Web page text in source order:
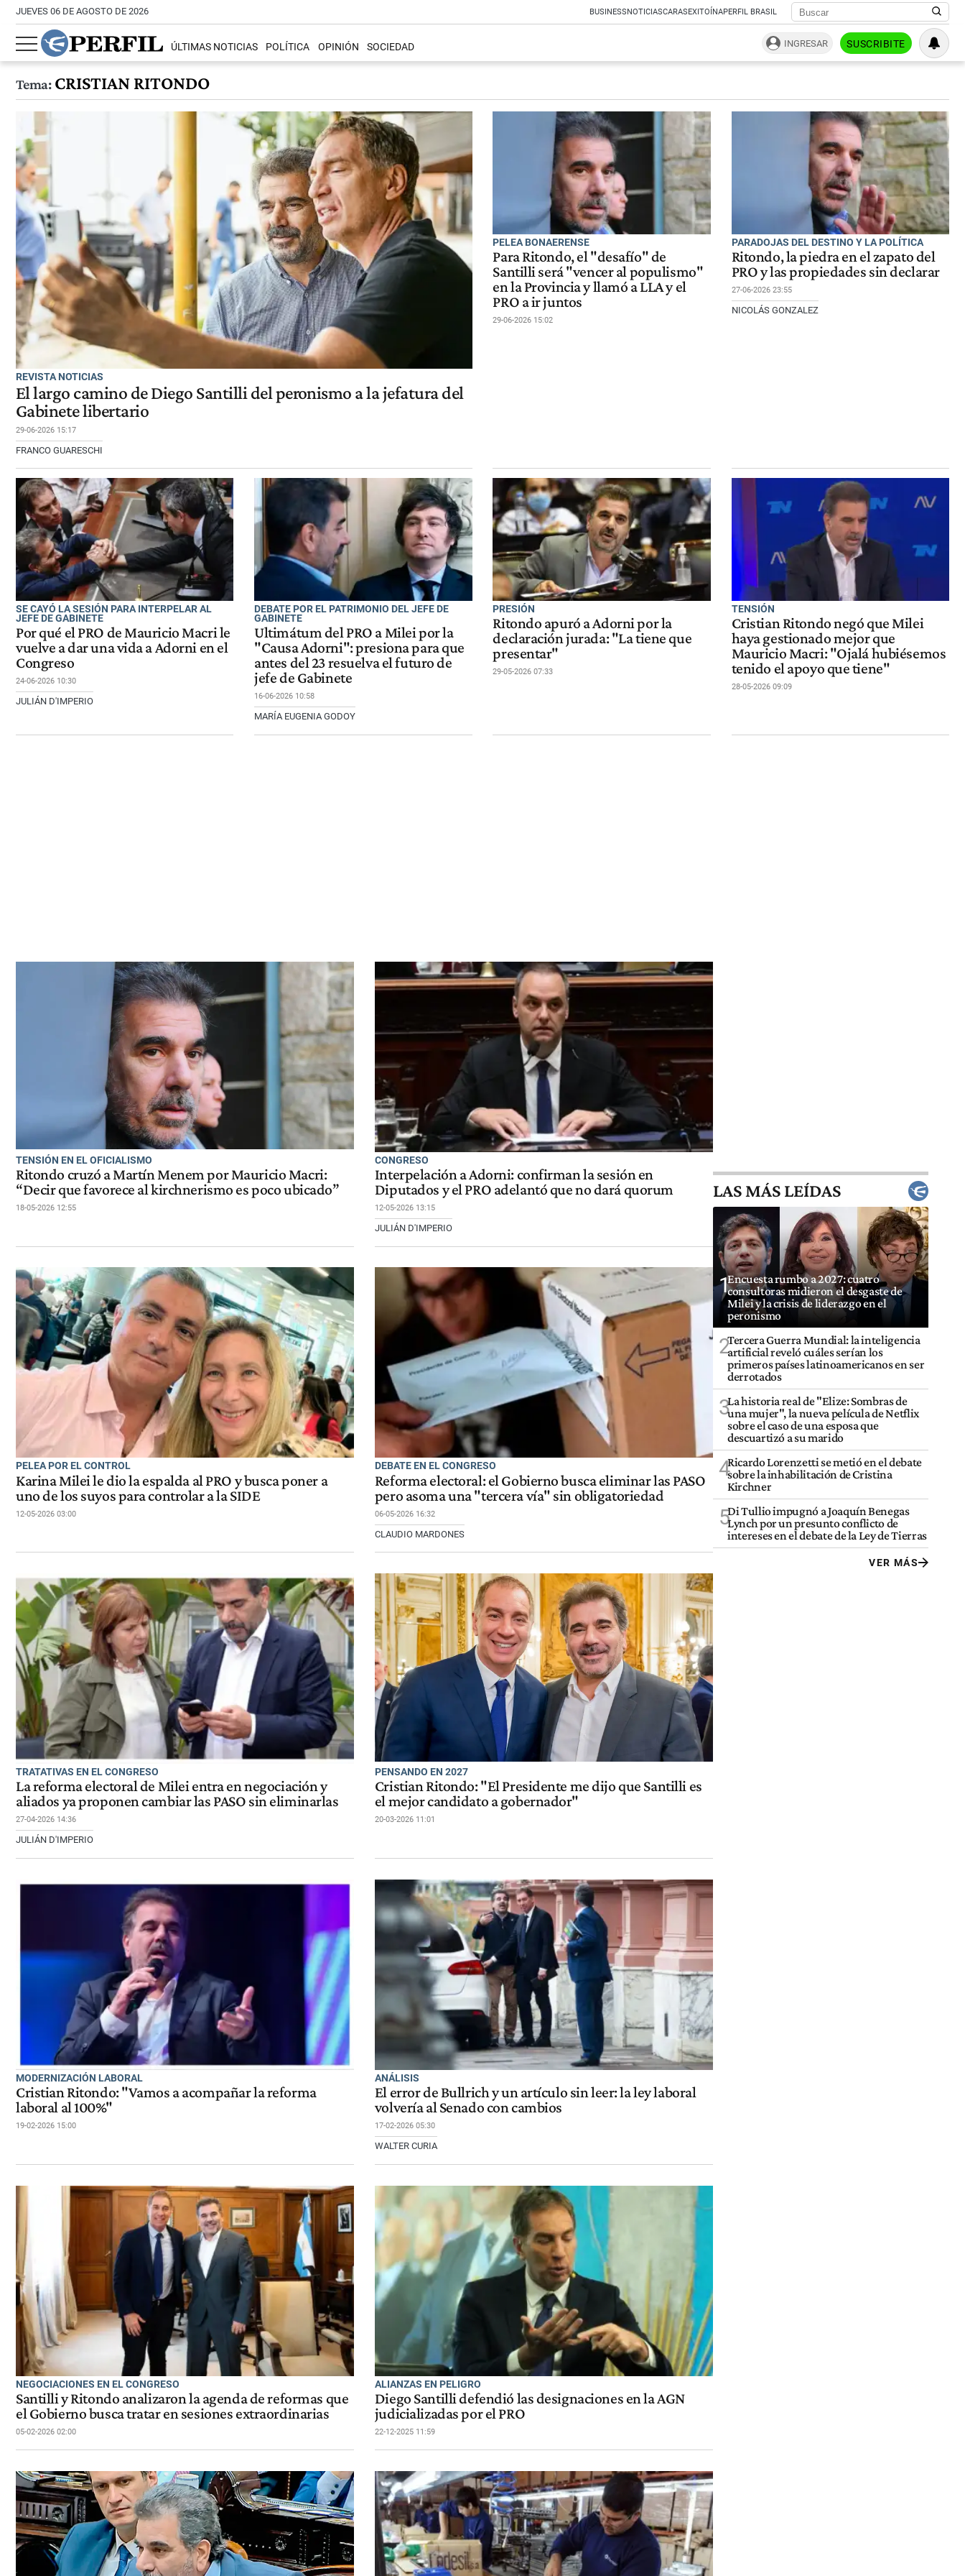
JUEVES 06 DE AGOSTO DE 2026 BUSINESSNOTICIASCARASEXITOÍNAPERFIL BRASIL
ÚLTIMAS NOTICIAS POLÍTICA OPINIÓN SOCIEDAD INGRESAR SUSCRIBITE
Tema:CRISTIAN RITONDO
REVISTA NOTICIAS
El largo camino de Diego Santilli del peronismo a la jefatura del
Gabinete libertario
29-06-2026 15:17
FRANCO GUARESCHI
PELEA BONAERENSE
Para Ritondo, el "desafío" de
Santilli será "vencer al populismo"
en la Provincia y llamó a LLA y el
PRO a ir juntos
29-06-2026 15:02
PARADOJAS DEL DESTINO Y LA POLÍTICA
Ritondo, la piedra en el zapato del
PRO y las propiedades sin declarar
27-06-2026 23:55
NICOLÁS GONZALEZ
SE CAYÓ LA SESIÓN PARA INTERPELAR AL
JEFE DE GABINETE
Por qué el PRO de Mauricio Macri le
vuelve a dar una vida a Adorni en el
Congreso
24-06-2026 10:30
JULIÁN D'IMPERIO
DEBATE POR EL PATRIMONIO DEL JEFE DE
GABINETE
Ultimátum del PRO a Milei por la
"Causa Adorni": presiona para que
antes del 23 resuelva el futuro de
jefe de Gabinete
16-06-2026 10:58
MARÍA EUGENIA GODOY
PRESIÓN
Ritondo apuró a Adorni por la
declaración jurada: "La tiene que
presentar"
29-05-2026 07:33
TENSIÓN
Cristian Ritondo negó que Milei
haya gestionado mejor que
Mauricio Macri: "Ojalá hubiésemos
tenido el apoyo que tiene"
28-05-2026 09:09
TENSIÓN EN EL OFICIALISMO
Ritondo cruzó a Martín Menem por Mauricio Macri:
“Decir que favorece al kirchnerismo es poco ubicado”
18-05-2026 12:55
CONGRESO
Interpelación a Adorni: confirman la sesión en
Diputados y el PRO adelantó que no dará quorum
12-05-2026 13:15
JULIÁN D'IMPERIO
PELEA POR EL CONTROL
Karina Milei le dio la espalda al PRO y busca poner a
uno de los suyos para controlar a la SIDE
12-05-2026 03:00
DEBATE EN EL CONGRESO
Reforma electoral: el Gobierno busca eliminar las PASO
pero asoma una "tercera vía" sin obligatoriedad
06-05-2026 16:32
CLAUDIO MARDONES
TRATATIVAS EN EL CONGRESO
La reforma electoral de Milei entra en negociación y
aliados ya proponen cambiar las PASO sin eliminarlas
27-04-2026 14:36
JULIÁN D'IMPERIO
PENSANDO EN 2027
Cristian Ritondo: "El Presidente me dijo que Santilli es
el mejor candidato a gobernador"
20-03-2026 11:01
MODERNIZACIÓN LABORAL
Cristian Ritondo: "Vamos a acompañar la reforma
laboral al 100%"
19-02-2026 15:00
ANÁLISIS
El error de Bullrich y un artículo sin leer: la ley laboral
volvería al Senado con cambios
17-02-2026 05:30
WALTER CURIA
NEGOCIACIONES EN EL CONGRESO
Santilli y Ritondo analizaron la agenda de reformas que
el Gobierno busca tratar en sesiones extraordinarias
05-02-2026 02:00
ALIANZAS EN PELIGRO
Diego Santilli defendió las designaciones en la AGN
judicializadas por el PRO
22-12-2025 11:59
LAS MÁS LEÍDAS
1Encuesta rumbo a 2027: cuatro
consultoras midieron el desgaste de
Milei y la crisis de liderazgo en el
peronismo
2Tercera Guerra Mundial: la inteligencia
artificial reveló cuáles serían los
primeros países latinoamericanos en ser
derrotados
3La historia real de "Elize: Sombras de
una mujer", la nueva película de Netflix
sobre el caso de una esposa que
descuartizó a su marido
4Ricardo Lorenzetti se metió en el debate
sobre la inhabilitación de Cristina
Kirchner
5Di Tullio impugnó a Joaquín Benegas
Lynch por un presunto conflicto de
intereses en el debate de la Ley de Tierras
VER MÁS